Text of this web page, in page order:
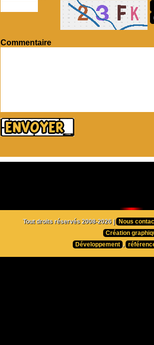
Commentaire
Tout droits réservés 2008-2026 | Nous
Création
Développement ,